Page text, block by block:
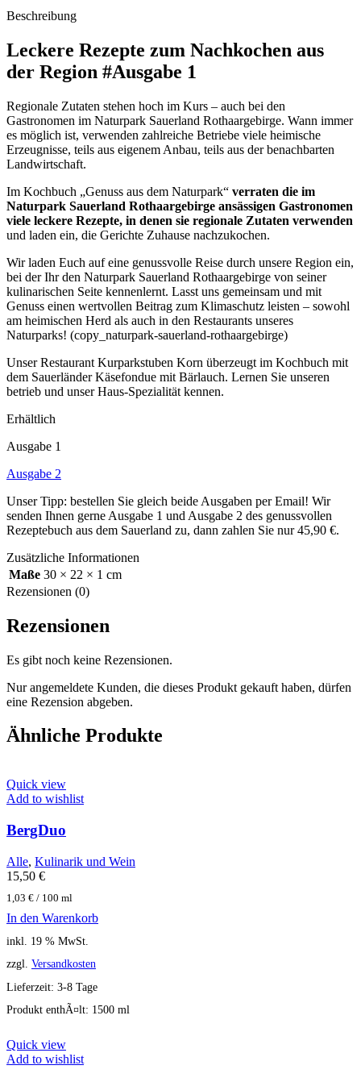
Beschreibung
Leckere Rezepte zum Nachkochen aus
der Region #Ausgabe 1
Regionale Zutaten stehen hoch im Kurs – auch bei den
Gastronomen im Naturpark Sauerland Rothaargebirge. Wann immer
es möglich ist, verwenden zahlreiche Betriebe viele heimische
Erzeugnisse, teils aus eigenem Anbau, teils aus der benachbarten
Landwirtschaft.
Im Kochbuch „Genuss aus dem Naturpark“ verraten die im
Naturpark Sauerland Rothaargebirge ansässigen Gastronomen
viele leckere Rezepte, in denen sie regionale Zutaten verwenden
und laden ein, die Gerichte Zuhause nachzukochen.
Wir laden Euch auf eine genussvolle Reise durch unsere Region ein,
bei der Ihr den Naturpark Sauerland Rothaargebirge von seiner
kulinarischen Seite kennenlernt. Lasst uns gemeinsam und mit
Genuss einen wertvollen Beitrag zum Klimaschutz leisten – sowohl
am heimischen Herd als auch in den Restaurants unseres
Naturparks! (copy_naturpark-sauerland-rothaargebirge)
Unser Restaurant Kurparkstuben Korn überzeugt im Kochbuch mit
dem Sauerländer Käsefondue mit Bärlauch. Lernen Sie unseren
betrieb und unser Haus-Spezialität kennen.
Erhältlich
Ausgabe 1
Ausgabe 2
Unser Tipp: bestellen Sie gleich beide Ausgaben per Email! Wir
senden Ihnen gerne Ausgabe 1 und Ausgabe 2 des genussvollen
Rezeptebuch aus dem Sauerland zu, dann zahlen Sie nur 45,90 €.
Zusätzliche Informationen
Maße 30 × 22 × 1 cm
Rezensionen (0)
Rezensionen
Es gibt noch keine Rezensionen.
Nur angemeldete Kunden, die dieses Produkt gekauft haben, dürfen
eine Rezension abgeben.
Ähnliche Produkte
Quick view
Add to wishlist
BergDuo
Alle, Kulinarik und Wein
15,50 €
1,03 € / 100 ml
In den Warenkorb
inkl. 19 % MwSt.
zzgl. Versandkosten
Lieferzeit: 3-8 Tage
Produkt enthÃ¤lt: 1500 ml
Quick view
Add to wishlist